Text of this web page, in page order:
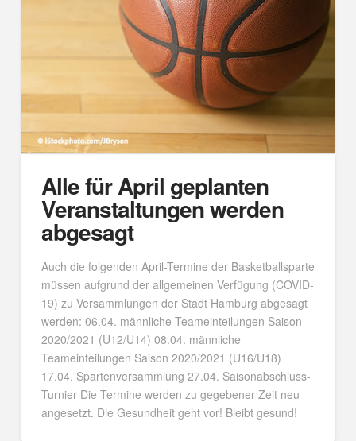
Alle für April geplanten
Veranstaltungen werden
abgesagt
Auch die folgenden April-Termine der Basketballsparte
müssen aufgrund der allgemeinen Verfügung (COVID-
19) zu Versammlungen der Stadt Hamburg abgesagt
werden: 06.04. männliche Teameinteilungen Saison
2020/2021 (U12/U14) 08.04. männliche
Teameinteilungen Saison 2020/2021 (U16/U18)
17.04. Spartenversammlung 27.04. Saisonabschluss-
Turnier Die Termine werden zu gegebener Zeit neu
angesetzt. Die Gesundheit geht vor! Bleibt gesund!